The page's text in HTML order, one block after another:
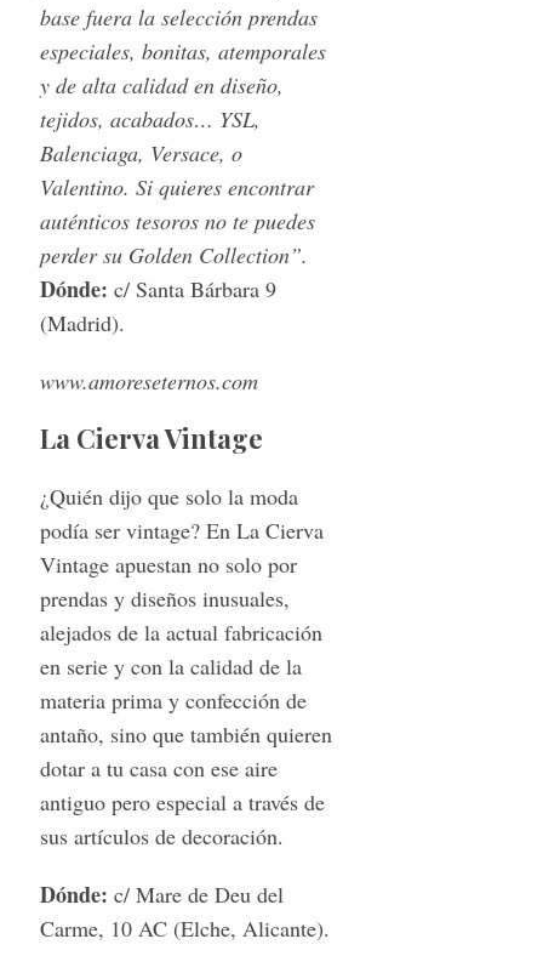
base fuera la selección prendas
especiales, bonitas, atemporales
y de alta calidad en diseño,
tejidos, acabados… YSL,
Balenciaga, Versace, o
Valentino. Si quieres encontrar
auténticos tesoros no te puedes
perder su Golden Collection”.
Dónde: c/ Santa Bárbara 9
(Madrid).
www.amoreseternos.com
La Cierva Vintage
¿Quién dijo que solo la moda
podía ser vintage? En La Cierva
Vintage apuestan no solo por
prendas y diseños inusuales,
alejados de la actual fabricación
en serie y con la calidad de la
materia prima y confección de
antaño, sino que también quieren
dotar a tu casa con ese aire
antiguo pero especial a través de
sus artículos de decoración.
Dónde: c/ Mare de Deu del
Carme, 10 AC (Elche, Alicante).
S
e
r
h
f